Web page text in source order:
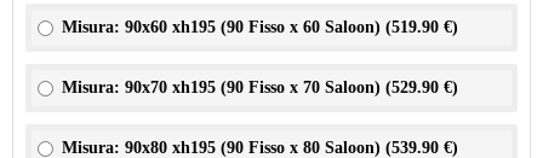
Misura: 90x60 xh195 (90 Fisso x 60 Saloon) (519.90 €)
Misura: 90x70 xh195 (90 Fisso x 70 Saloon) (529.90 €)
Misura: 90x80 xh195 (90 Fisso x 80 Saloon) (539.90 €)